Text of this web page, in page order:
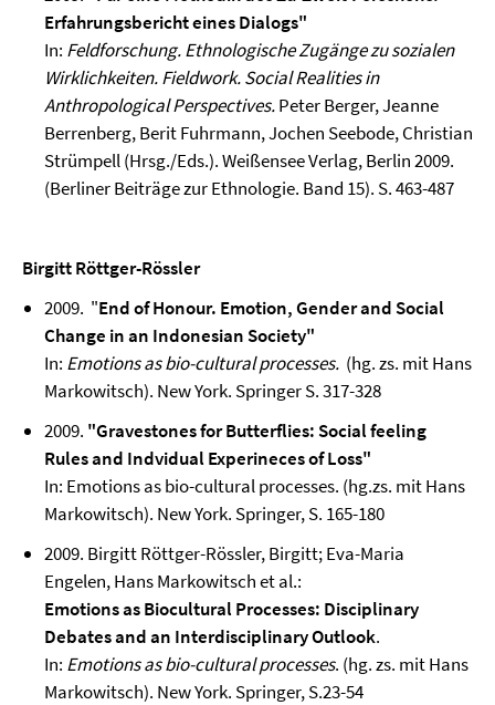
Erfahrungsbericht eines Dialogs"
In: Feldforschung. Ethnologische Zugänge zu sozialen
Wirklichkeiten. Fieldwork. Social Realities in
Anthropological Perspectives.Peter Berger, Jeanne
Berrenberg, Berit Fuhrmann, Jochen Seebode, Christian
Strümpell (Hrsg./Eds.). Weißensee Verlag, Berlin 2009.
(Berliner Beiträge zur Ethnologie. Band 15). S. 463-487
Birgitt Röttger-Rössler
2009. "End of Honour. Emotion, Gender and Social
Change in an Indonesian Society"
In: Emotions as bio-cultural processes. (hg. zs. mit Hans
Markowitsch). New York. Springer S. 317-328
2009. "Gravestones for Butterflies: Social feeling
Rules and Indvidual Experineces of Loss"
In: Emotions as bio-cultural processes. (hg.zs. mit Hans
Markowitsch). New York. Springer, S. 165-180
2009. Birgitt Röttger-Rössler, Birgitt; Eva-Maria
Engelen, Hans Markowitsch et al.:
Emotions as Biocultural Processes: Disciplinary
Debates and an Interdisciplinary Outlook.
In: Emotions as bio-cultural processes. (hg. zs. mit Hans
Markowitsch). New York. Springer, S.23-54